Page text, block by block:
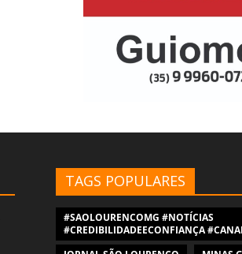
TAGS POPULARES
#SAOLOURENCOMG #NOTÍCIAS
#CREDIBILIDADEECONFIANÇA